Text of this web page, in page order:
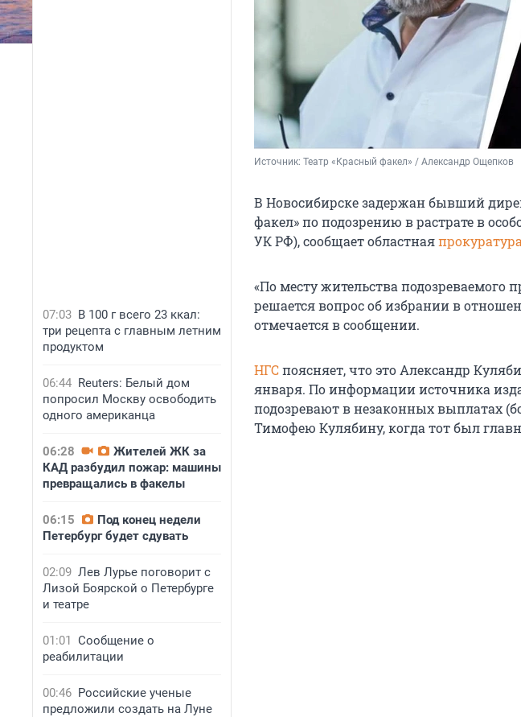
07:03 В 100 г всего 23 ккал:
три рецепта с главным летним
продуктом
06:44 Reuters: Белый дом
попросил Москву освободить
одного американца
06:28
Жителей ЖК за
КАД разбудил пожар: машины
превращались в факелы
06:15
Под конец недели
Петербург будет сдувать
02:09 Лев Лурье поговорит с
Лизой Боярской о Петербурге
и театре
01:01 Сообщение о
реабилитации
00:46 Российские ученые
предложили создать на Луне
Источник: Театр «Красный факел» / Александр Ощепков
В Новосибирске задержан бывший
факел» по подозрению в растрате в
УК РФ), сообщает областнаяпрокуратура
«По месту жительства подозреваемого
решается вопрос об избрании в
отмечается в сообщении.
НГСпоясняет, что это Александр
января. По информации источника
подозревают в незаконных выплатах
Тимофею Кулябину, когда тот был